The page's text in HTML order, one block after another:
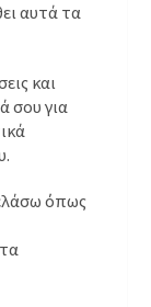
αυτά τα
και
σου για
όπως